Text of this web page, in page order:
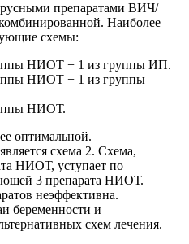
препаратами ВИЧ/
Наиболее
схемы:
НИОТ + 1 из группы ИП.
НИОТ + 1 из группы
НИОТ.
оптимальной.
схема 2. Схема,
НИОТ, уступает по
3 препарата НИОТ.
неэффективна.
беременности и
схем лечения.